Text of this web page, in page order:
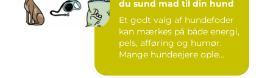
du sund mad til din hund
Et godt valg af hundefoder
kan mærkes på både energi,
pels, afføring og humør.
Mange hundeejere ople...